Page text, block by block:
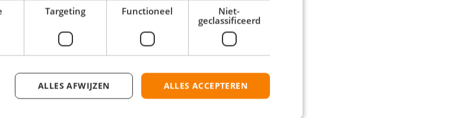
knop 'Solliciteer direct!' en we nemen zo snel mogelijk contact met je op!
Targeting Functioneel
Niet-
geclassificeerd
ALLES ACCEPTEREN
ALLES AFWIJZEN